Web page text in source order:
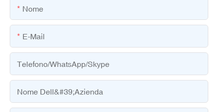
Nome
E-Mail
Telefono/WhatsApp/Skype
Nome Dell&#39;azienda